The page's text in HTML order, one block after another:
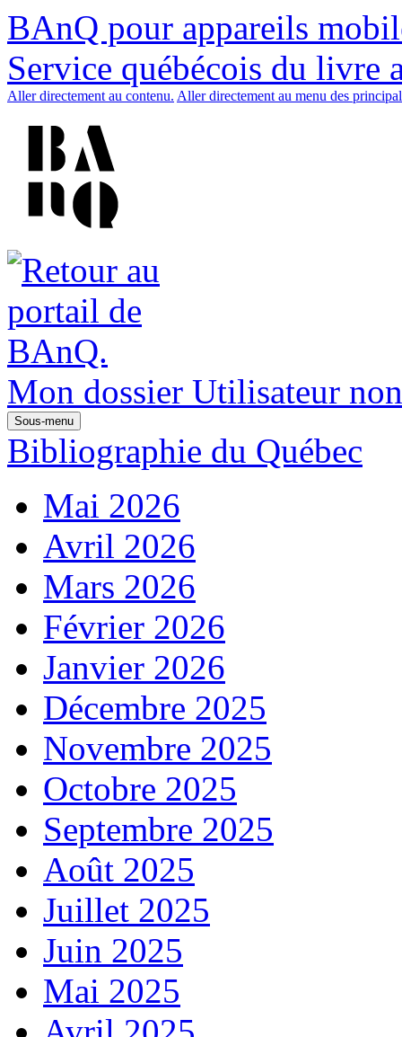
BAnQ pour appareils
Service québécois du livre
Aller directement au contenu. Aller directement au menu des
Mon dossier Utilisateur
Sous-menu
Bibliographie du Québec
Mai 2026
Avril 2026
Mars 2026
Février 2026
Janvier 2026
Décembre 2025
Novembre 2025
Octobre 2025
Septembre 2025
Août 2025
Juillet 2025
Juin 2025
Mai 2025